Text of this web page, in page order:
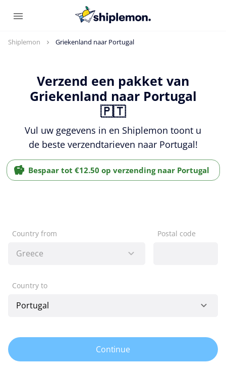
Shiplemon Griekenland naar Portugal
Verzend een pakket van
Griekenland naar Portugal
🇵🇹
Vul uw gegevens in en Shiplemon toont u
de beste verzendtarieven naar Portugal!
Bespaar tot €12.50 op verzending naar Portugal
Country from Postal code
Country to
Continue